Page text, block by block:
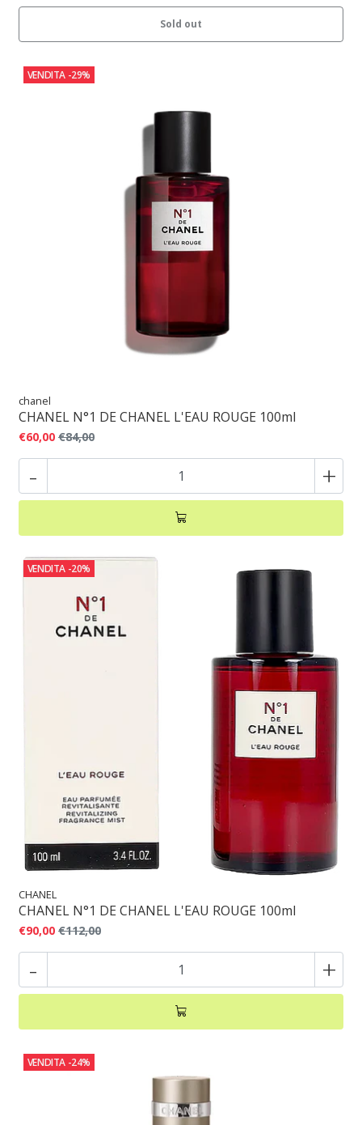
Sold out
VENDITA -29%
chanel
CHANEL N°1 DE CHANEL L'EAU ROUGE 100ml
€60,00 €84,00
- +
VENDITA -20%
CHANEL
CHANEL N°1 DE CHANEL L'EAU ROUGE 100ml
€90,00 €112,00
- +
VENDITA -24%